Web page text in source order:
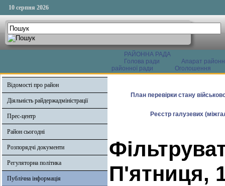
10 серпня 2026
РАЙОННА РАДА
Голова ради
Апарат
районної ради
Оголошення
Відомості про район
Діяльність райдержадміністрації
Прес-центр
Район сьогодні
Розпорядчі документи
Регуляторна політика
Публічна інформація
План перевірки стану
Реєстр галузевих
П'ятниця,